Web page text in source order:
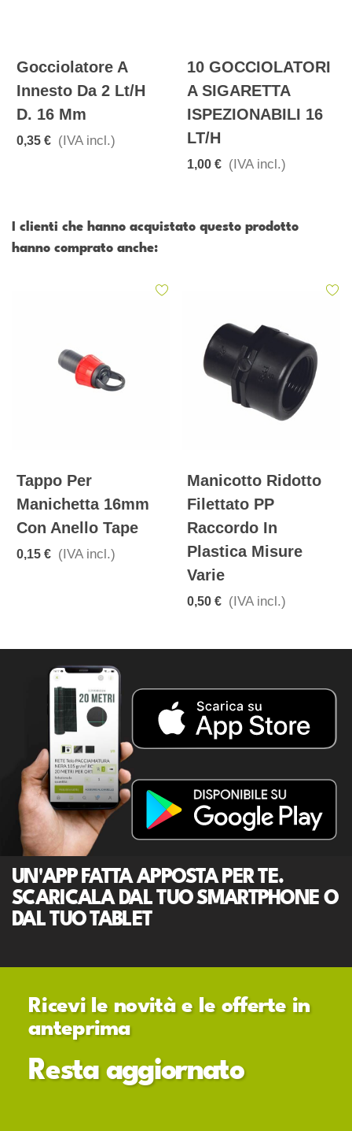
Gocciolatore A
Innesto Da 2 Lt/h
D. 16 Mm
0,35 € (IVA incl.)
10 GOCCIOLATORI
A SIGARETTA
ISPEZIONABILI 16
LT/h
1,00 € (IVA incl.)
I clienti che hanno acquistato questo prodotto
hanno comprato anche:
Tappo Per
Manichetta 16mm
Con Anello Tape
0,15 € (IVA incl.)
Manicotto Ridotto
Filettato PP
Raccordo In
Plastica Misure
Varie
0,50 € (IVA incl.)
UN'APP FATTA APPOSTA PER TE.
SCARICALA DAL TUO SMARTPHONE O
DAL TUO TABLET
Ricevi le novità e le offerte in
anteprima
Resta aggiornato